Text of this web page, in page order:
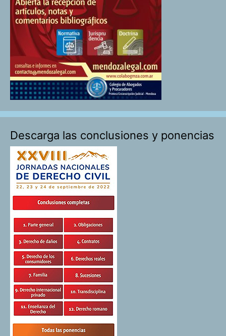
Descarga las conclusiones y ponencias